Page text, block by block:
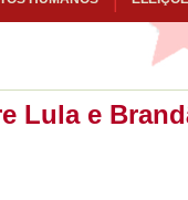
Lula e